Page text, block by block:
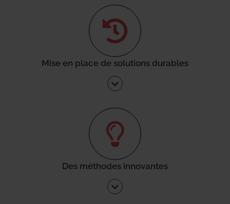
Mise en place de solutions durables
Des méthodes innovantes